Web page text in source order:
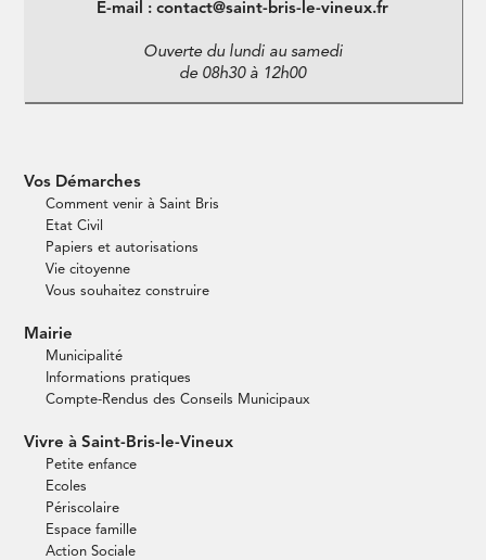
E-mail : contact@saint-bris-le-vineux.fr
Ouverte du lundi au samedi
de 08h30 à 12h00
Vos Démarches
Comment venir à Saint Bris
Etat Civil
Papiers et autorisations
Vie citoyenne
Vous souhaitez construire
Mairie
Municipalité
Informations pratiques
Compte-Rendus des Conseils Municipaux
Vivre à Saint-Bris-le-Vineux
Petite enfance
Ecoles
Périscolaire
Espace famille
Action Sociale